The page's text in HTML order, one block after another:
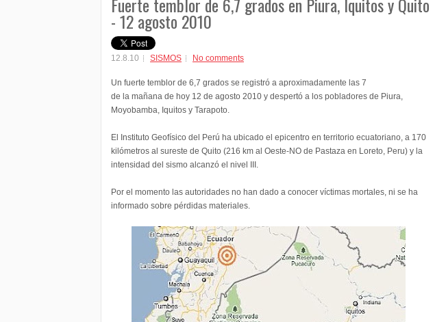
- 12 agosto 2010
12.8.10 SISMOS No comments
Un fuerte temblor de 6,7 grados se registró a aproximadamente las 7
de la mañana de hoy 12 de agosto 2010 y despertó a los pobladores de Piura,
Moyobamba, Iquitos y Tarapoto.
El Instituto Geofísico del Perú ha ubicado el epicentro en territorio ecuatoriano, a 170
kilómetros al sureste de Quito (216 km al Oeste-NO de Pastaza en Loreto, Peru) y la
intensidad del sismo alcanzó el nivel III.
Por el momento las autoridades no han dado a conocer víctimas mortales, ni se ha
informado sobre pérdidas materiales.